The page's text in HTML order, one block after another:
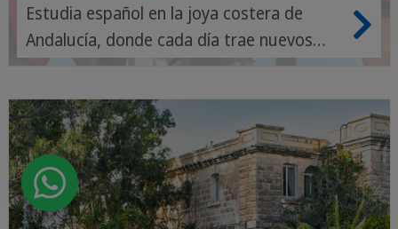
Estudia español en la joya costera de
Andalucía, donde cada día trae nuevos
sabores, amigos y frases.